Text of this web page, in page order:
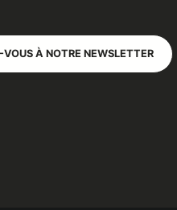
À NOTRE NEWSLETTER